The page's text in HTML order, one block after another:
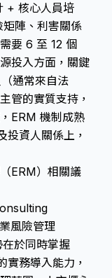
+ 核心人員培
陣、利害關係
要 6 至 12 個
投入方面，關鍵
通常來自法
管的實質支持，
ERM 機制成熟
投資人關係上，
ERM）相關議
風險管理
在於同時掌握
務導入能力，